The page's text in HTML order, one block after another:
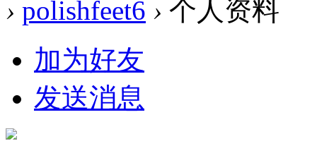
› polishfeet6 › 个人资料
加为好友
发送消息